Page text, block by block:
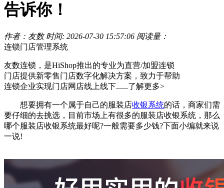
告诉你！
作者：友数 时间: 2026-07-30 15:57:06 阅读量：
连锁门店管理系统
友数连锁，是HiShop推出的专业为直营/加盟连锁
门店提供新零售门店数字化解决方案，致力于帮助
连锁企业实现门店网店线上线下......了解更多>
想要拥有一个属于自己的服装店收银系统的话，商家们需
要仔细的去挑选，目前市场上有很多的服装店收银系统，那么
哪个服装店收银系统最好呢?一般需要多少钱?下面小编就来说
一说!